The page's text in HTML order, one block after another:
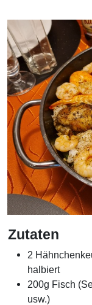
Zutaten
2
halbiert
200g Fisch
usw.)